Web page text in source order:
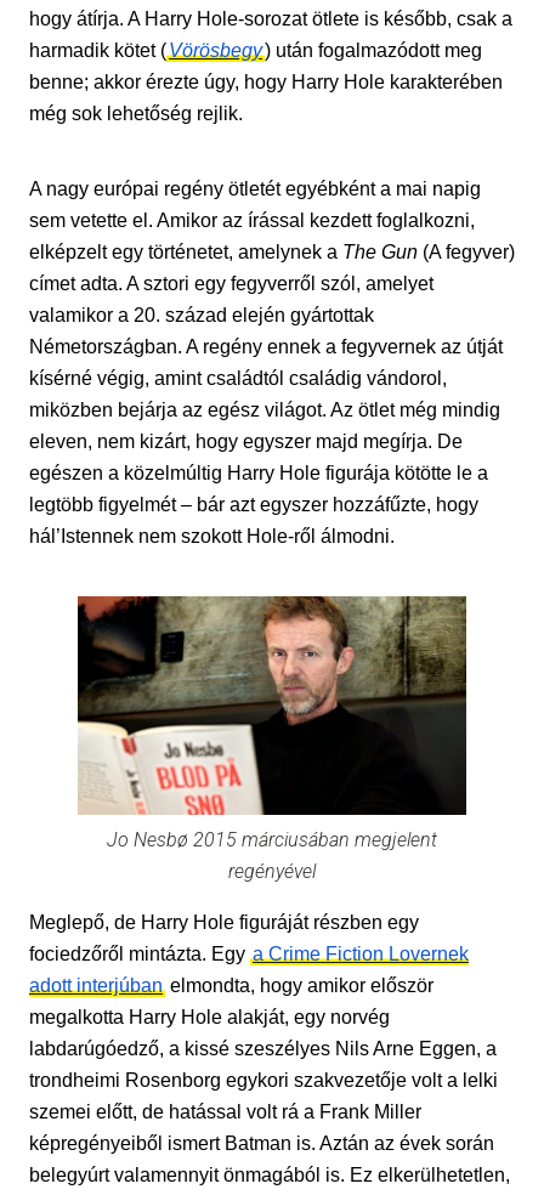
hogy átírja. A Harry Hole-sorozat ötlete is később, csak a
harmadik kötet (Vörösbegy) után fogalmazódott meg
benne; akkor érezte úgy, hogy Harry Hole karakterében
még sok lehetőség rejlik.
A nagy európai regény ötletét egyébként a mai napig
sem vetette el. Amikor az írással kezdett foglalkozni,
elképzelt egy történetet, amelynek a The Gun (A fegyver)
címet adta. A sztori egy fegyverről szól, amelyet
valamikor a 20. század elején gyártottak
Németországban. A regény ennek a fegyvernek az útját
kísérné végig, amint családtól családig vándorol,
miközben bejárja az egész világot. Az ötlet még mindig
eleven, nem kizárt, hogy egyszer majd megírja. De
egészen a közelmúltig Harry Hole figurája kötötte le a
legtöbb figyelmét – bár azt egyszer hozzáfűzte, hogy
hál’Istennek nem szokott Hole-ről álmodni.
Jo Nesbø 2015 márciusában megjelent
regényével
Meglepő, de Harry Hole figuráját részben egy
fociedzőről mintázta. Egy a Crime Fiction Lovernek
adott interjúban elmondta, hogy amikor először
megalkotta Harry Hole alakját, egy norvég
labdarúgóedző, a kissé szeszélyes Nils Arne Eggen, a
trondheimi Rosenborg egykori szakvezetője volt a lelki
szemei előtt, de hatással volt rá a Frank Miller
képregényeiből ismert Batman is. Aztán az évek során
belegyúrt valamennyit önmagából is. Ez elkerülhetetlen,